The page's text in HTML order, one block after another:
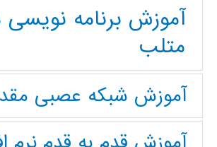
آموزش برنامه نویسی
متلب
آموزش شبکه عصبی